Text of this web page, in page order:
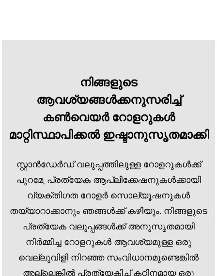
നിങ്ങളുടെ
ആവശ്യങ്ങൾക്കനുസരിച്ച്
കൺവെയർ റോളറുകൾ
മാറ്റിസ്ഥാപിക്കൽ ഇഷ്ടാനുസൃതമാക്കി
സ്റ്റാൻഡേർഡ് വലുപ്പത്തിലുള്ള റോളറുകൾക്ക്
പുറമേ, പ്രത്യേക ആപ്ലിക്കേഷനുകൾക്കായി
വ്യക്തിഗത റോളർ സൊല്യൂഷനുകൾ
തയ്യാറാക്കാനും ഞങ്ങൾക്ക് കഴിയും. നിങ്ങളുടെ
പ്രത്യേക വലുപ്പങ്ങൾക്ക് അനുസൃതമായി
നിർമ്മിച്ച റോളറുകൾ ആവശ്യമുള്ള ഒരു
വെല്ലുവിളി നിറഞ്ഞ സംവിധാനമുണ്ടെങ്കിൽ